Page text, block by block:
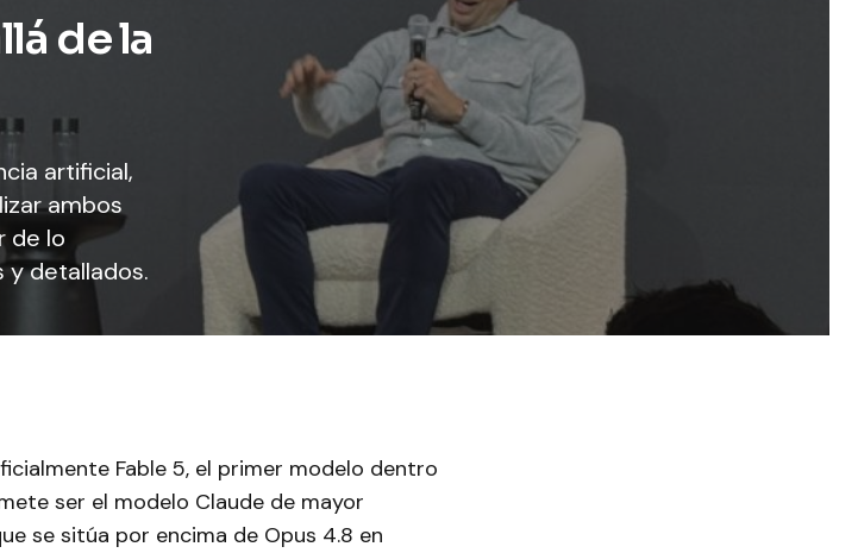
de la
artificial,
ambos
de lo
y detallados.
Fable 5, el primer modelo dentro
ser el modelo Claude de mayor
se sitúa por encima de Opus 4.8 en